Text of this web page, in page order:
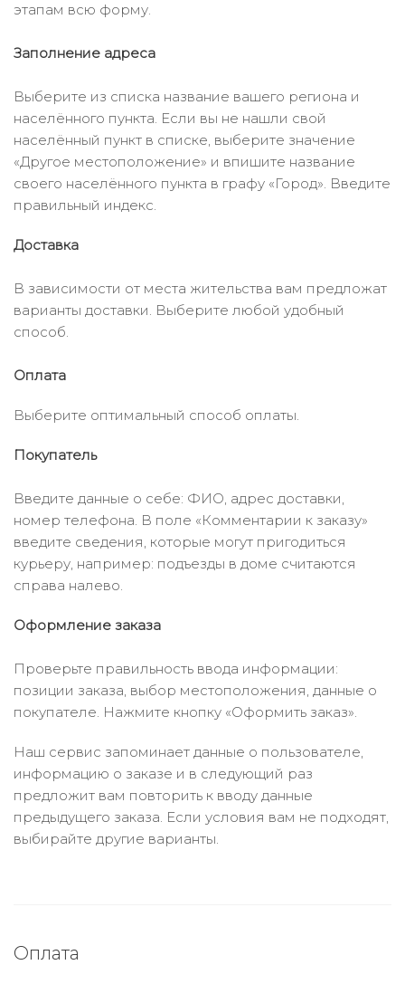
этапам всю форму.
Заполнение адреса
Выберите из списка название вашего региона и
населённого пункта. Если вы не нашли свой
населённый пункт в списке, выберите значение
«Другое местоположение» и впишите название
своего населённого пункта в графу «Город». Введите
правильный индекс.
Доставка
В зависимости от места жительства вам предложат
варианты доставки. Выберите любой удобный
способ.
Оплата
Выберите оптимальный способ оплаты.
Покупатель
Введите данные о себе: ФИО, адрес доставки,
номер телефона. В поле «Комментарии к заказу»
введите сведения, которые могут пригодиться
курьеру, например: подъезды в доме считаются
справа налево.
Оформление заказа
Проверьте правильность ввода информации:
позиции заказа, выбор местоположения, данные о
покупателе. Нажмите кнопку «Оформить заказ».
Наш сервис запоминает данные о пользователе,
информацию о заказе и в следующий раз
предложит вам повторить к вводу данные
предыдущего заказа. Если условия вам не подходят,
выбирайте другие варианты.
Оплата